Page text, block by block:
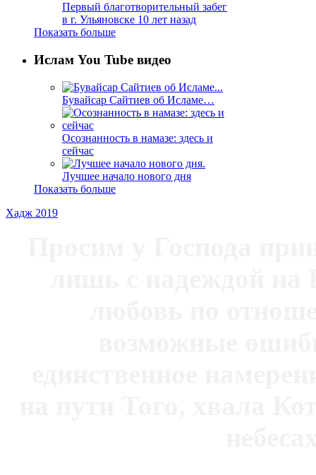
Первый благотворительный забег
в г. Ульяновске 10 лет назад
Показать больше
Ислам You Tube видео
Бувайсар Сайтиев об Исламе…
Осознанность в намазе: здесь и
сейчас
Лучшее начало нового дня
Показать больше
Хадж 2019